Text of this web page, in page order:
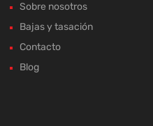
Sobre nosotros
Bajas y tasación
Contacto
Blog